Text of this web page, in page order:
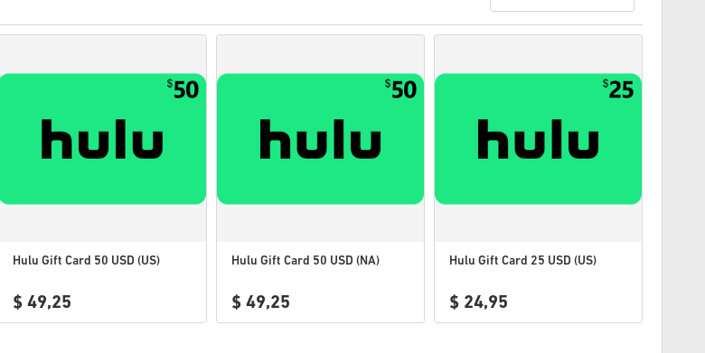
Hulu Gift Card 50 USD (US)
$ 49,25
Hulu Gift Card 50 USD (NA)
$ 49,25
Hulu Gift Card 25 USD (US)
$ 24,95